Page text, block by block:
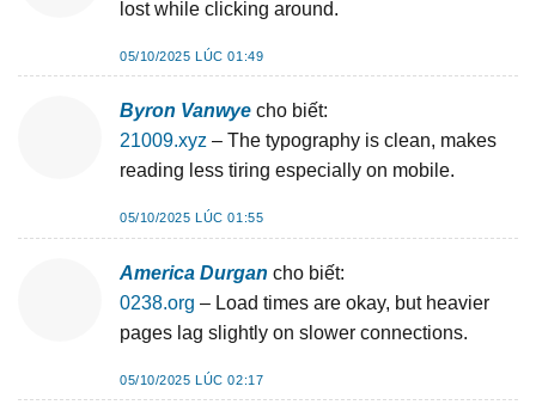
lost while clicking around.
05/10/2025 LÚC 01:49
Byron Vanwye cho biết:
21009.xyz – The typography is clean, makes
reading less tiring especially on mobile.
05/10/2025 LÚC 01:55
America Durgan cho biết:
0238.org – Load times are okay, but heavier
pages lag slightly on slower connections.
05/10/2025 LÚC 02:17